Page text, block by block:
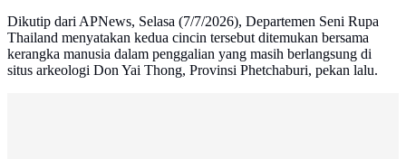
Dikutip dari APNews, Selasa (7/7/2026), Departemen Seni Rupa
Thailand menyatakan kedua cincin tersebut ditemukan bersama
kerangka manusia dalam penggalian yang masih berlangsung di
situs arkeologi Don Yai Thong, Provinsi Phetchaburi, pekan lalu.